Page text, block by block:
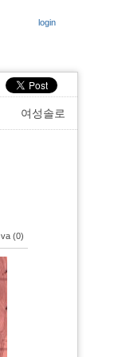
login
여성솔로
va (0)